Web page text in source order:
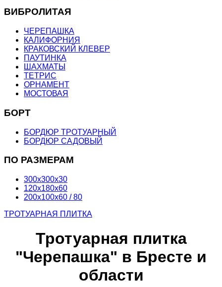
ВИБРОЛИТАЯ
ЧЕРЕПАШКА
КАЛИФОРНИЯ
КРАКОВСКИЙ КЛЕВЕР
ПАУТИНКА
ШАХМАТЫ
ТЕТРИС
ОРНАМЕНТ
МОСТОВАЯ
БОРТ
БОРДЮР ТРОТУАРНЫЙ
БОРДЮР САДОВЫЙ
ПО РАЗМЕРАМ
300х300х30
120х180х60
200х100х60 / 80
ТРОТУАРНАЯ ПЛИТКА
Тротуарная плитка
"Черепашка" в Бресте и
области